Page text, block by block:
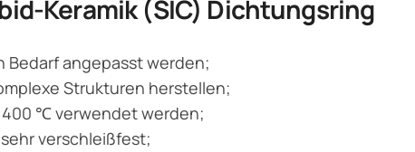
Italiano
Keramik (SIC) Dichtungsring
Bedarf angepasst werden;
Strukturen herstellen;
℃ verwendet werden;
verschleißfest;